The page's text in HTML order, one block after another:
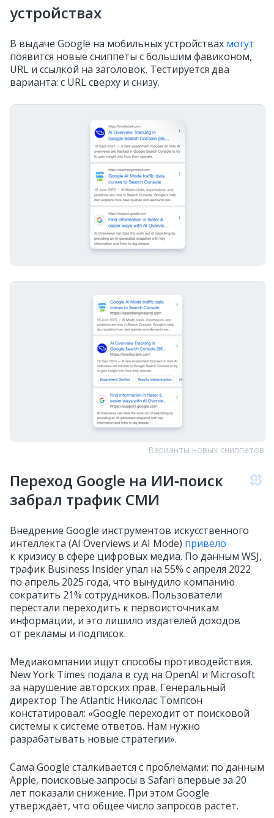
устройствах
В выдаче Google на мобильных устройствах могут
появится новые сниппеты с большим фавиконом,
URL и ссылкой на заголовок. Тестируется два
варианта: с URL сверху и снизу.
Варианты новых сниппетов
Переход Google на ИИ‑поиск
забрал трафик СМИ
Внедрение Google инструментов искусственного
интеллекта (AI Overviews и AI Mode) привело
к кризису в сфере цифровых медиа. По данным WSJ,
трафик Business Insider упал на 55% с апреля 2022
по апрель 2025 года, что вынудило компанию
сократить 21% сотрудников. Пользователи
перестали переходить к первоисточникам
информации, и это лишило издателей доходов
от рекламы и подписок.
Медиакомпании ищут способы противодействия.
New York Times подала в суд на OpenAI и Microsoft
за нарушение авторских прав. Генеральный
директор The Atlantic Николас Томпсон
констатировал: «Google переходит от поисковой
системы к системе ответов. Нам нужно
разрабатывать новые стратегии».
Сама Google сталкивается с проблемами: по данным
Apple, поисковые запросы в Safari впервые за 20
лет показали снижение. При этом Google
утверждает, что общее число запросов растет.